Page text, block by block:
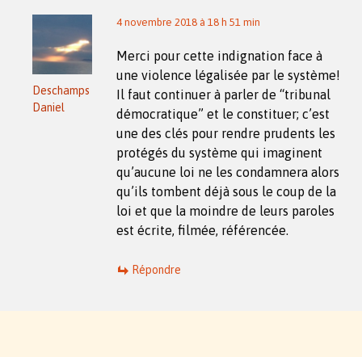
Deschamps
Daniel
4 novembre 2018 à 18 h 51 min
Merci pour cette indignation face à
une violence légalisée par le système!
Il faut continuer à parler de “tribunal
démocratique” et le constituer; c’est
une des clés pour rendre prudents les
protégés du système qui imaginent
qu’aucune loi ne les condamnera alors
qu’ils tombent déjà sous le coup de la
loi et que la moindre de leurs paroles
est écrite, filmée, référencée.
Répondre